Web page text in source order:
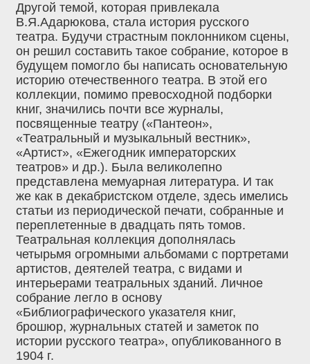
Другой темой, которая привлекала
В.Я.Адарюкова, стала история русского
театра. Будучи страстным поклонником сцены,
он решил составить такое собрание, которое в
будущем помогло бы написать основательную
историю отечественного театра. В этой его
коллекции, помимо превосходной подборки
книг, значились почти все журналы,
посвященные театру («Пантеон»,
«Театральный и музыкальный вестник»,
«Артист», «Ежегодник императорских
театров» и др.). Была великолепно
представлена мемуарная литература. И так
же как в декабристском отделе, здесь имелись
статьи из периодической печати, собранные и
переплетенные в двадцать пять томов.
Театральная коллекция дополнялась
четырьмя огромными альбомами с портретами
артистов, деятелей театра, с видами и
интерьерами театральных зданий. Личное
собрание легло в основу
«Библиографического указателя книг,
брошюр, журнальных статей и заметок по
истории русского театра», опубликованного в
1904 г.